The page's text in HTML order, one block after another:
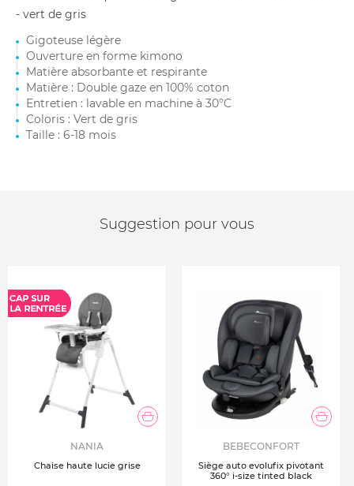
- vert de gris
Gigoteuse légère
Ouverture en forme kimono
Matière absorbante et respirante
Matière : Double gaze en 100% coton
Entretien : lavable en machine à 30°C
Coloris : Vert de gris
Taille : 6-18 mois
Suggestion pour vous
NANIA
Chaise haute lucie grise
BEBECONFORT
Siège auto evolufix pivotant
360° i-size tinted black